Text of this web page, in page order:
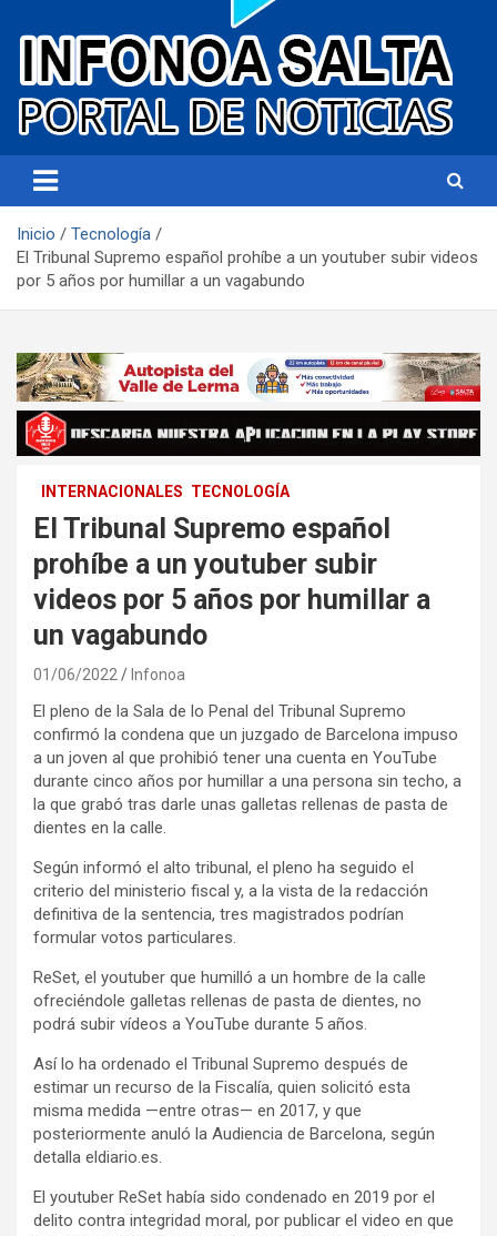
Infonoa Salta
Inicio
Tecnología
El Tribunal Supremo español prohíbe a un youtuber subir videos
por 5 años por humillar a un vagabundo
INTERNACIONALES TECNOLOGÍA
El Tribunal Supremo español
prohíbe a un youtuber subir
videos por 5 años por humillar a
un vagabundo
01/06/2022 Infonoa
El pleno de la Sala de lo Penal del Tribunal Supremo
confirmó la condena que un juzgado de Barcelona impuso
a un joven al que prohibió tener una cuenta en YouTube
durante cinco años por humillar a una persona sin techo, a
la que grabó tras darle unas galletas rellenas de pasta de
dientes en la calle.
Según informó el alto tribunal, el pleno ha seguido el
criterio del ministerio fiscal y, a la vista de la redacción
definitiva de la sentencia, tres magistrados podrían
formular votos particulares.
ReSet, el youtuber que humilló a un hombre de la calle
ofreciéndole galletas rellenas de pasta de dientes, no
podrá subir vídeos a YouTube durante 5 años.
Así lo ha ordenado el Tribunal Supremo después de
estimar un recurso de la Fiscalía, quien solicitó esta
misma medida —entre otras— en 2017, y que
posteriormente anuló la Audiencia de Barcelona, según
detalla eldiario.es.
El youtuber ReSet había sido condenado en 2019 por el
delito contra integridad moral, por publicar el video en que